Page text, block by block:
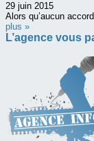
29 juin 2015
Alors qu’aucun
plus »
L’agence vous